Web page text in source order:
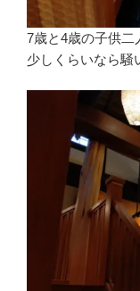
7歳と4歳の子供二
少しくらいなら騒